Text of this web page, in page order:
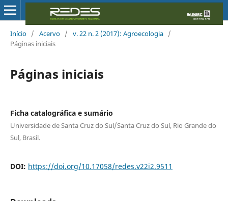
Início / Acervo / v. 22 n. 2 (2017): Agroecologia /
Páginas iniciais
Páginas iniciais
Ficha catalográfica e sumário
Universidade de Santa Cruz do Sul/Santa Cruz do Sul, Rio Grande do
Sul, Brasil.
DOI: https://doi.org/10.17058/redes.v22i2.9511